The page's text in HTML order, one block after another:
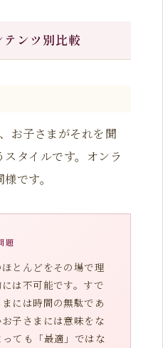
ンツ別比較
お子さまがそれを聞
タイルです。オンラ
です。
題
とんどをその場で理
は不可能です。すで
には時間の無駄であ
子さまには意味をな
ても「最適」ではな